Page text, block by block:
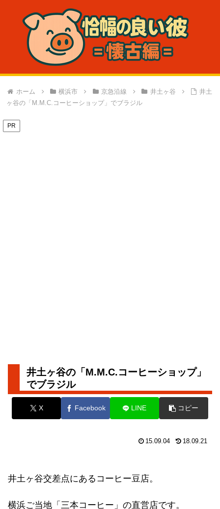
ホーム 横浜市 京急沿線 井土ヶ谷
井土
ヶ谷の「M.M.C.コーヒーショップ」でブラジル
PR
井土ヶ谷の「M.M.C.コーヒーショップ」
でブラジル
X Facebook LINE コピー
15.09.04 18.09.21
井土ヶ谷交差点にあるコーヒー豆店。
横浜ご当地「三本コーヒー」の直営店です。